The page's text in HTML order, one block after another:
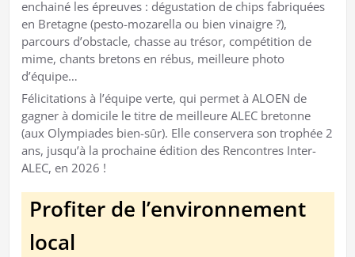
enchainé les épreuves : dégustation de chips fabriquées
en Bretagne (pesto-mozarella ou bien vinaigre ?),
parcours d’obstacle, chasse au trésor, compétition de
mime, chants bretons en rébus, meilleure photo
d’équipe…
Félicitations à l’équipe verte, qui permet à ALOEN de
gagner à domicile le titre de meilleure ALEC bretonne
(aux Olympiades bien-sûr). Elle conservera son trophée 2
ans, jusqu’à la prochaine édition des Rencontres Inter-
ALEC, en 2026 !
Profiter de l’environnement
local